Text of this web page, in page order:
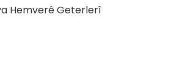
Hemverê Geterlerî